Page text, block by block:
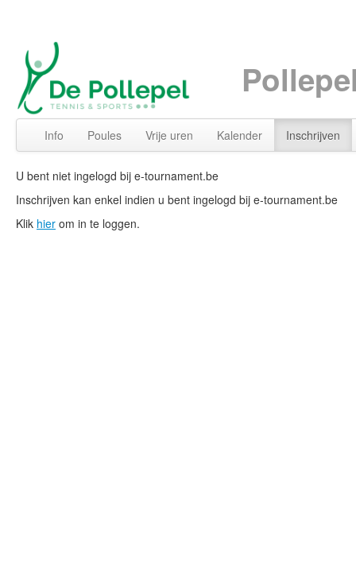
Info Poules Vrije uren Kalender Inschrijven
U bent niet ingelogd bij e-tournament.be
Inschrijven kan enkel indien u bent ingelogd bij e-tournament.be
Klik hier om in te loggen.